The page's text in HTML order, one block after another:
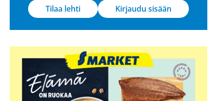
Tilaa lehti Kirjaudu sisään